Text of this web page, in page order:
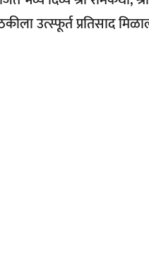
उत्स्फूर्त प्रतिसाद